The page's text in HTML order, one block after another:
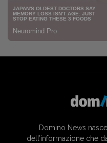
Domino News
dell’informazione che